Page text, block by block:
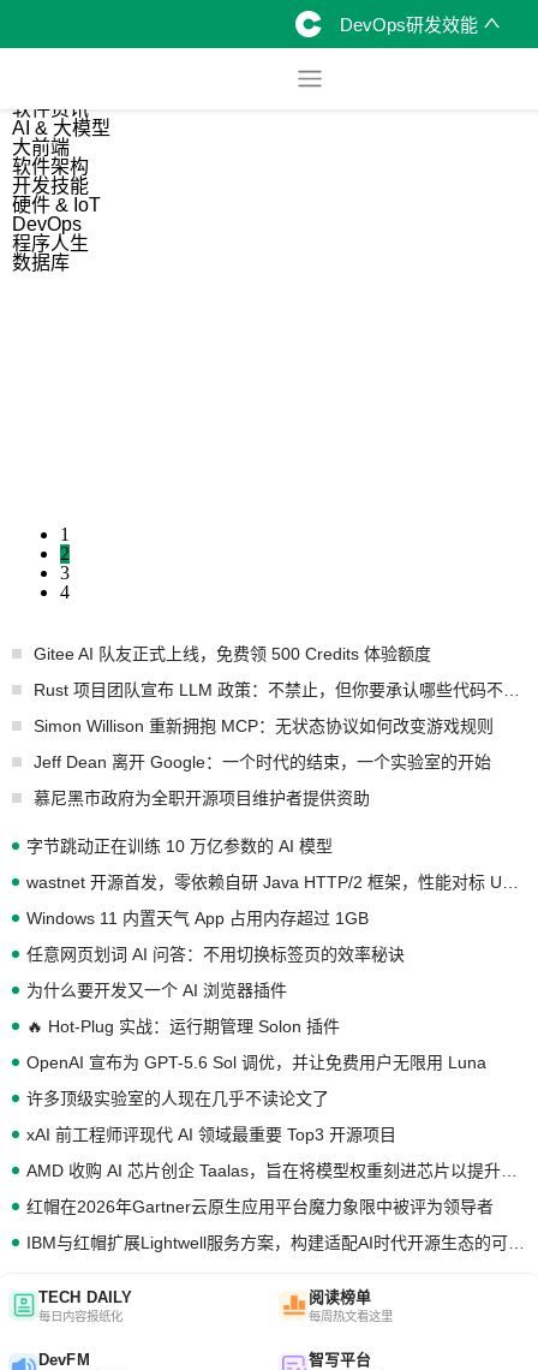
DevOps研发效能
软件资讯
AI & 大模型
大前端
软件架构
开发技能
硬件 & IoT
DevOps
程序人生
数据库
1
2
3
4
Gitee AI 队友正式上线，免费领 500 Credits 体验额度
Simon Willison 重新拥抱 MCP：无状态协议如何改变游戏规则
Jeff Dean 离开 Google：一个时代的结束，一个实验室的开始
慕尼黑市政府为全职开源项目维护者提供资助
字节跳动正在训练 10 万亿参数的 AI 模型
Windows 11 内置天气 App 占用内存超过 1GB
任意网页划词 AI 问答：不用切换标签页的效率秘诀
为什么要开发又一个 AI 浏览器插件
🔥 Hot-Plug 实战：运行期管理 Solon 插件
OpenAI 宣布为 GPT-5.6 Sol 调优，并让免费用户无限用 Luna
许多顶级实验室的人现在几乎不读论文了
xAI 前工程师评现代 AI 领域最重要 Top3 开源项目
红帽在2026年Gartner云原生应用平台魔力象限中被评为领导者
TECH DAILY
每日内容报纸化
阅读榜单
每周热文看这里
DevFM 智写平台